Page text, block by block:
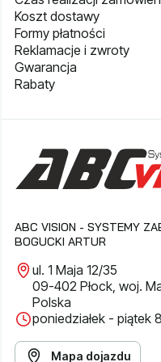
Koszt dostawy
Formy płatności
Reklamacje i zwroty
Gwarancja
Rabaty
ABC VISION - SYSTEMY
BOGUCKI ARTUR
ul. 1 Maja 12/35
09-402 Płock, woj.
Polska
poniedziałek - piątek
Mapa dojazdu